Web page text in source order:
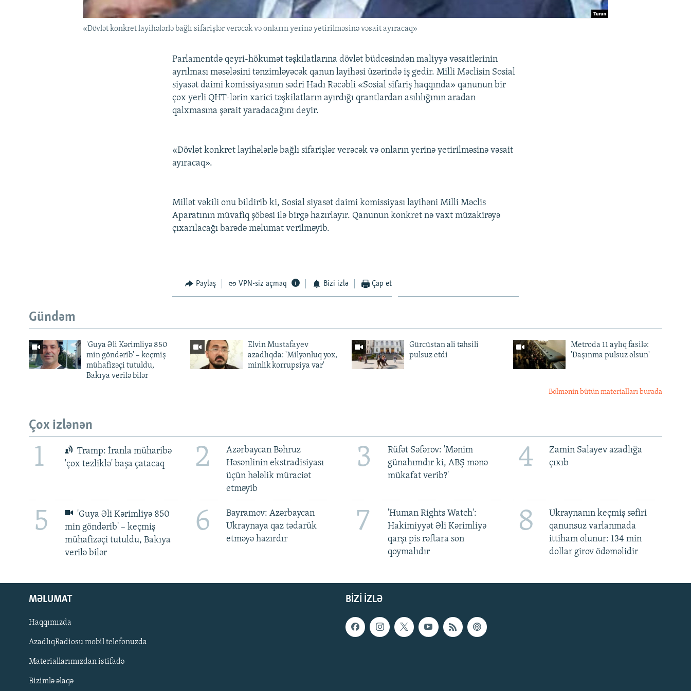
«Dövlət konkret layihələrlə bağlı sifarişlər verəcək və onların yerinə yetirilməsinə vəsait ayıracaq»
Parlamentdə qeyri-hökumət təşkilatlarına dövlət büdcəsindən maliyyə vəsaitlərinin
ayrılması məsələsini tənzimləyəcək qanun layihəsi üzərində iş gedir. Milli Məclisin Sosial
siyasət daimi komissiyasının sədri Hadı Rəcəbli «Sosial sifariş haqqında» qanunun bir
çox yerli QHT-lərin xarici təşkilatların ayırdığı qrantlardan asılılığının aradan
qalxmasına şərait yaradacağını deyir.
«Dövlət konkret layihələrlə bağlı sifarişlər verəcək və onların yerinə yetirilməsinə vəsait
ayıracaq».
Millət vəkili onu bildirib ki, Sosial siyasət daimi komissiyası layihəni Milli Məclis
Aparatının müvafiq şöbəsi ilə birgə hazırlayır. Qanunun konkret nə vaxt müzakirəyə
çıxarılacağı barədə məlumat verilməyib.
Paylaş VPN-siz açmaq Bizi izlə Çap et
Gündəm
'Guya Əli Kərimliyə 850
min göndərib' – keçmiş
mühafizəçi tutuldu,
Bakıya verilə bilər
Elvin Mustafayev
azadlıqda: 'Milyonluq yox,
minlik korrupsiya var'
Gürcüstan ali təhsili
pulsuz etdi
Metroda 11 aylıq fasilə:
'Daşınma pulsuz olsun'
Bölmənin bütün materialları burada
Çox izlənən
1
Tramp: İranla müharibə
'çox tezliklə' başa çatacaq
2
Azərbaycan Bəhruz
Həsənlinin ekstradisiyası
üçün hələlik müraciət
etməyib
3
Rüfət Səfərov: 'Mənim
günahımdır ki, ABŞ mənə
mükafat verib?'
4
Zamin Salayev azadlığa
çıxıb
5
'Guya Əli Kərimliyə 850
min göndərib' – keçmiş
mühafizəçi tutuldu, Bakıya
verilə bilər
6
Bayramov: Azərbaycan
Ukraynaya qaz tədarük
etməyə hazırdır
7
'Human Rights Watch':
Hakimiyyət Əli Kərimliyə
qarşı pis rəftara son
qoymalıdır
8
Ukraynanın keçmiş səfiri
qanunsuz varlanmada
ittiham olunur: 134 min
dollar girov ödəməlidir
BIZI IZLƏ
MƏLUMAT
Haqqımızda
AzadlıqRadiosu mobil telefonuzda
Materiallarımızdan istifadə
Bizimlə əlaqə